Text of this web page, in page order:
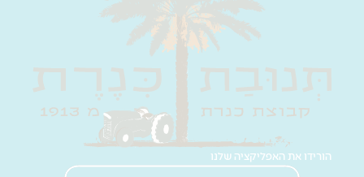
הורידו את האפליקציה שלנו